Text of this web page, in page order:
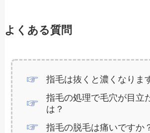
よくある質問
指毛は抜くと濃くなりま
指毛の処理で毛穴が目立
は？
指毛の脱毛は痛いですか